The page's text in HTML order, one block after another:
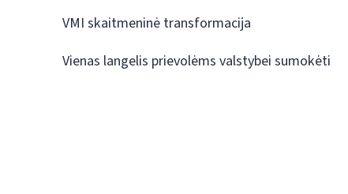
VMI skaitmeninė transformacija
Vienas langelis prievolėms valstybei sumokėti